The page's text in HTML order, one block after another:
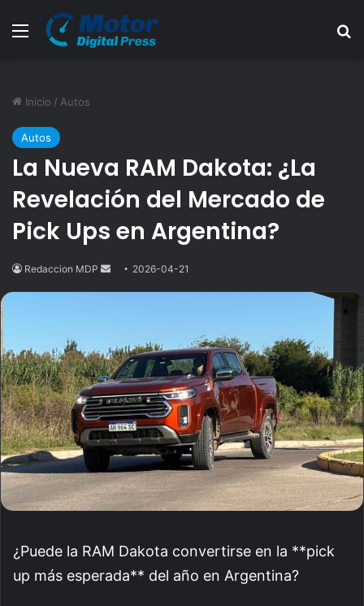
Menú
Inicio / Autos
Autos
La Nueva RAM Dakota: ¿La
Revelación del Mercado de
Pick Ups en Argentina?
Redaccion MDP
Send2026-04-21
¿Puede la RAM Dakota convertirse en la **pick
up más esperada** del año en Argentina?